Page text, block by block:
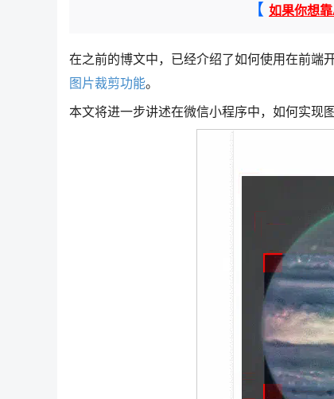
【 如果你想
在之前的博文中，已经介绍了如何使用在前端
图片裁剪功能。
本文将进一步讲述在微信小程序中，如何实现